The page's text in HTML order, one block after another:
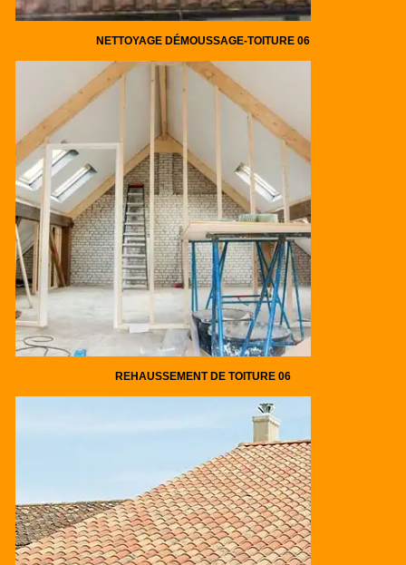
NETTOYAGE DÉMOUSSAGE-TOITURE 06
REHAUSSEMENT DE TOITURE 06